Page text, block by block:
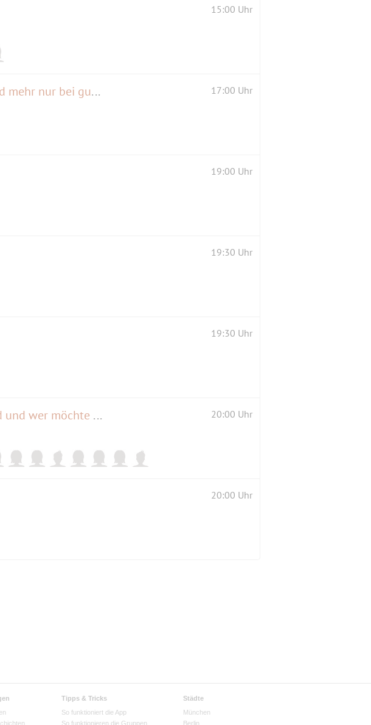
15:00 Uhr
Lustiges !! Treffen , Quatschen, Springen, Relaxen im Grünen und mehr nur bei gutem Wetter 17:00 Uhr
19:00 Uhr
19:30 Uhr
19:30 Uhr
Die SingleParty in der "Amber Suite" zum Tanzen, quatschen und und wer möchte flirten. 20:00 Uhr
20:00 Uhr
Tipps & Tricks
So funktioniert die App
So funktionieren die Gruppen
Städte
München
Berlin